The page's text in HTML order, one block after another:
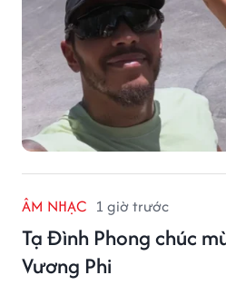
ÂM NHẠC 1 giờ trước
Tạ Đình Phong chúc
Vương Phi